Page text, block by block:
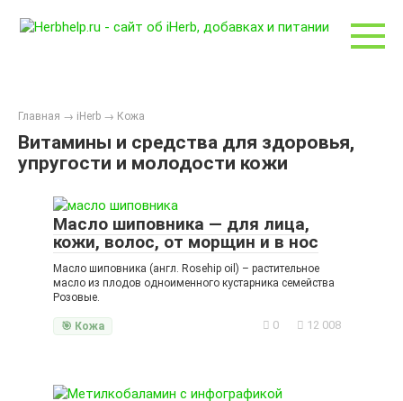
Главная → iHerb → Кожа
Витамины и средства для здоровья,
упругости и молодости кожи
Масло шиповника — для лица,
кожи, волос, от морщин и в нос
Масло шиповника (англ. Rosehip oil) – растительное
масло из плодов одноименного кустарника семейства
Розовые.
🎯 Кожа 0 12 008